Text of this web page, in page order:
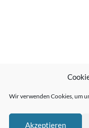
Wir verwenden Cookies, um
Akzeptieren